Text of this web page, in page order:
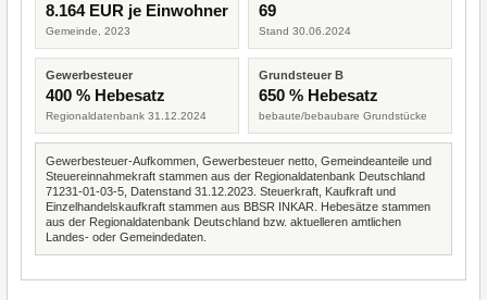
8.164 EUR je Einwohner
Gemeinde, 2023
69
Stand 30.06.2024
Gewerbesteuer
400 % Hebesatz
Regionaldatenbank 31.12.2024
Grundsteuer B
650 % Hebesatz
bebaute/bebaubare Grundstücke
Gewerbesteuer-Aufkommen, Gewerbesteuer netto, Gemeindeanteile und
Steuereinnahmekraft stammen aus der Regionaldatenbank Deutschland
71231-01-03-5, Datenstand 31.12.2023. Steuerkraft, Kaufkraft und
Einzelhandelskaufkraft stammen aus BBSR INKAR. Hebesätze stammen
aus der Regionaldatenbank Deutschland bzw. aktuelleren amtlichen
Landes- oder Gemeindedaten.